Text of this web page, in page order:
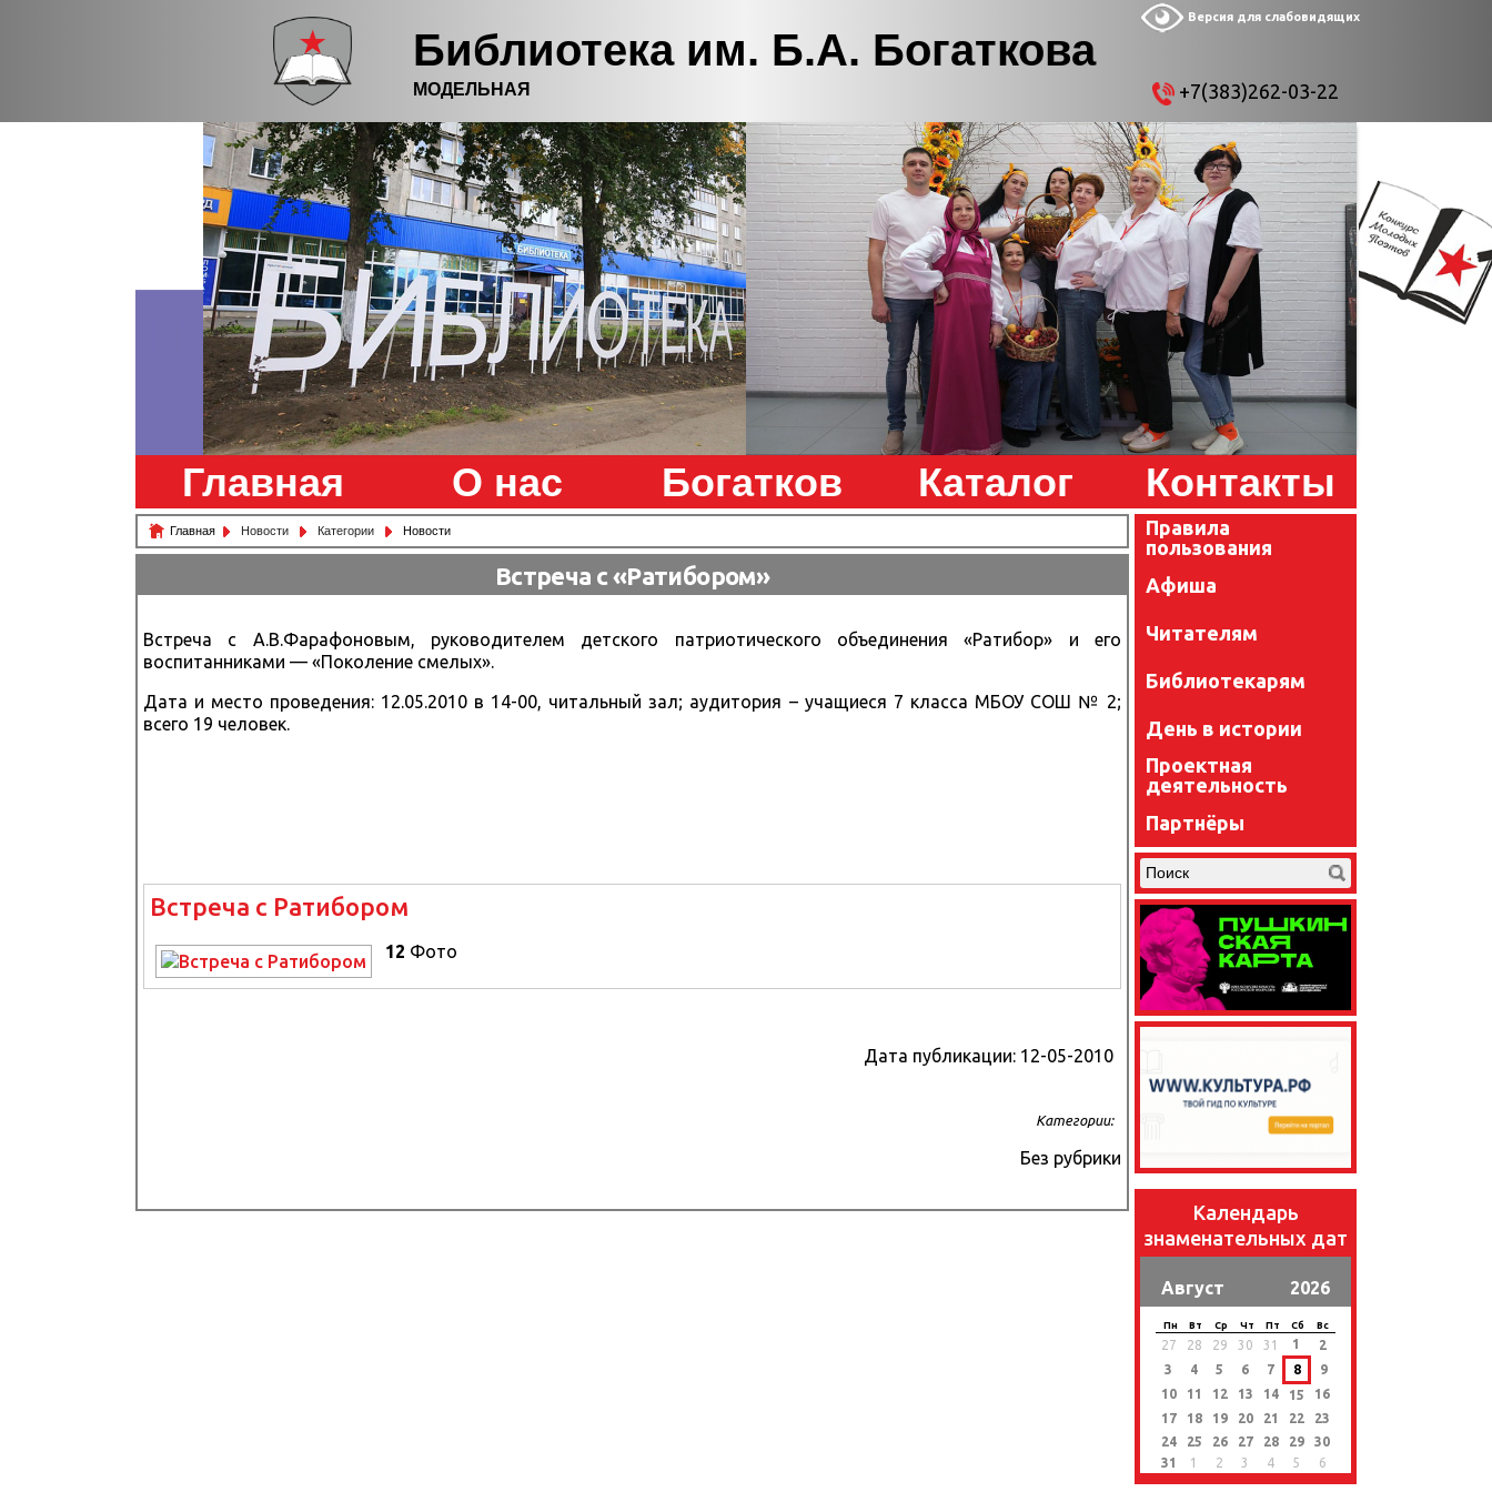
Библиотека им. Б.А. Богаткова
МОДЕЛЬНАЯ
Версия для слабовидящих
+7(383)262-03-22
Главная О нас Богатков Каталог Контакты
Главная Новости Категории Новости
Встреча с «Ратибором»
Встреча с А.В.Фарафоновым, руководителем детского патриотического объединения «Ратибор» и его
воспитанниками — «Поколение смелых».
Дата и место проведения: 12.05.2010 в 14-00, читальный зал; аудитория – учащиеся 7 класса МБОУ СОШ № 2;
всего 19 человек.
Встреча с Ратибором
12 Фото
Дата публикации: 12-05-2010
Категории:
Без рубрики
Правила
пользования
Афиша
Читателям
Библиотекарям
День в истории
Проектная
деятельность
Партнёры
Календарь
знаменательных дат
Август 2026
Пн Вт Ср Чт Пт Сб Вс
27 28 29 30 31 1
2
3
4 5 6 7 8
9
10
11 12 13 14 15
16
17
18 19 20 21 22
23
24
25 26 27 28 29
30
31
1 2 3 4 5 6